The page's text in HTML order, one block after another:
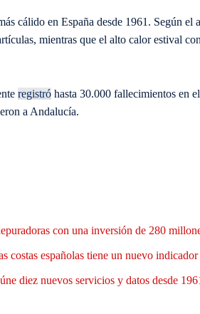
cálido en España desde 1961. Según
mientras que el alto calor estival
registró hasta 30.000 fallecimientos en
a Andalucía.
con una inversión de 280
costas españolas tiene un nuevo
diez nuevos servicios y datos desde